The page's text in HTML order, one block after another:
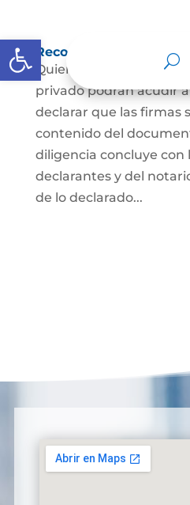
Abrir barra de herramientas
Reconocimiento de
Quienes hayan firmado
privado podrán acudir
declarar que las firmas
contenido del
diligencia concluye con
declarantes y del
de lo declarado...